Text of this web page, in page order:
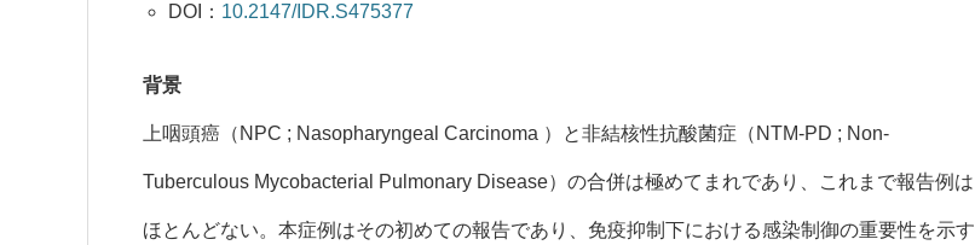
DOI： 10.2147/IDR.S475377
背景
上咽頭癌（NPC ; Nasopharyngeal Carcinoma ）と非結核性抗酸菌症（NTM-PD ; Non-
Tuberculous Mycobacterial Pulmonary Disease）の合併は極めてまれであり、これまで報告例は
ほとんどない。本症例はその初めての報告であり、免疫抑制下における感染制御の重要性を示す